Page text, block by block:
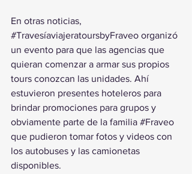
En otras noticias,
#TravesíaviajeratoursbyFraveo organizó
un evento para que las agencias que
quieran comenzar a armar sus propios
tours conozcan las unidades. Ahí
estuvieron presentes hoteleros para
brindar promociones para grupos y
obviamente parte de la familia #Fraveo
que pudieron tomar fotos y videos con
los autobuses y las camionetas
disponibles.